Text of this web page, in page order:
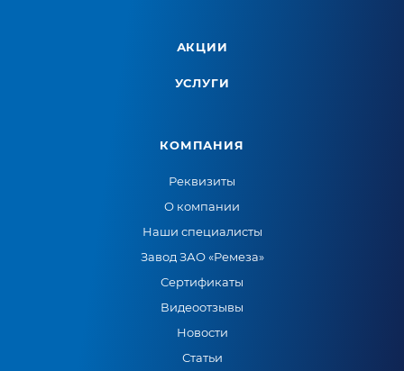
АКЦИИ
УСЛУГИ
КОМПАНИЯ
Реквизиты
О компании
Наши специалисты
Завод ЗАО «Ремеза»
Сертификаты
Видеоотзывы
Новости
Статьи